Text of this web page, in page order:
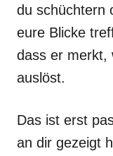
du schüchtern
eure Blicke
dass er merkt,
auslöst.
Das ist erst
an dir gezeigt